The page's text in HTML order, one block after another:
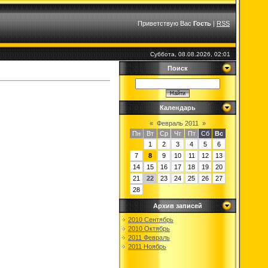
Приветствую Вас Гость|RSS
Суббота, 08.08.2026, 02:01
Поиск
Календарь
« Февраль 2011
»
Пн
Вт Ср Чт Пт Сб
Вс
1
2 3 4 5
6
7
8 9 10 11 12
13
14
15 16 17 18 19
20
21
22 23 24 25 26
27
28
Архив записей
2010 Сентябрь
2010 Октябрь
2011 Февраль
2011 Ноябрь